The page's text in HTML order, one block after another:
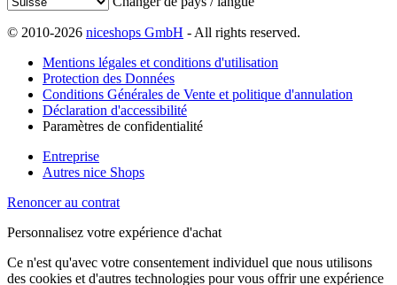
© 2010-2026 niceshops GmbH - All rights reserved.
Mentions légales et conditions d'utilisation
Protection des Données
Conditions Générales de Vente et politique d'annulation
Déclaration d'accessibilité
Paramètres de confidentialité
Entreprise
Autres nice Shops
Renoncer au contrat
Personnalisez votre expérience d'achat
Ce n'est qu'avec votre consentement individuel que nous utilisons
des cookies et d'autres technologies pour vous offrir une expérience